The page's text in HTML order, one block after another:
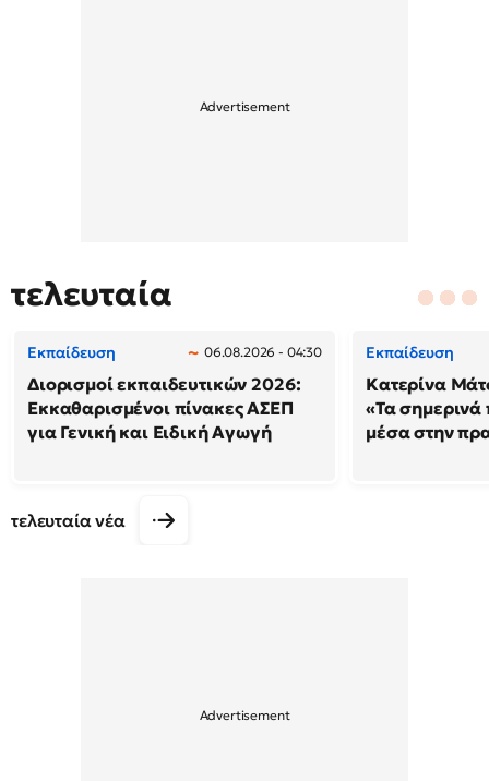
τελευταία
Εκπαίδευση 06.08.2026 - 04:30
Διορισμοί εκπαιδευτικών 2026:
Εκκαθαρισμένοι πίνακες ΑΣΕΠ
για Γενική και Ειδική Αγωγή
Εκπαίδευση
Κατερίνα
«Τα σημερινά
μέσα στην
τελευταία νέα